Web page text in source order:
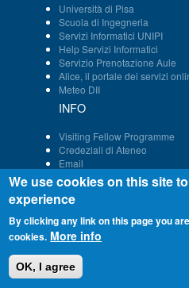
Università di Pisa
Scuola di Ingegneria
Servizi Informatici UNIPI
Help Servizi Informatici
Servizio Prenotazione Aule
Alice, il portale dei servizi
Meteo DII
INFO
Visiting Fellow Programme
Credeziali di Ateneo
Email
Persone - Struttura DII
Immatricolazione
We use cookies on this site
experience
By clicking any link on this page you
cookies. More info
OK, I agree